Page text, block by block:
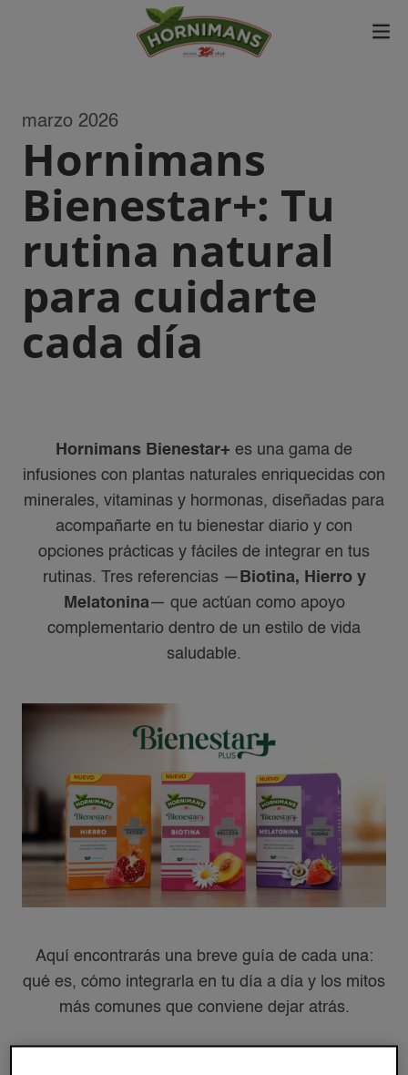
marzo 2026
Hornimans
Bienestar+: Tu
rutina natural
para cuidarte
cada día
Hornimans Bienestar+ es una gama de
infusiones con plantas naturales enriquecidas con
minerales, vitaminas y hormonas, diseñadas para
acompañarte en tu bienestar diario y con
opciones prácticas y fáciles de integrar en tus
rutinas. Tres referencias — Biotina, Hierro y
Melatonina— que actúan como apoyo
complementario dentro de un estilo de vida
saludable.​
Aquí encontrarás una breve guía de cada una:
qué es, cómo integrarla en tu día a día y los mitos
más comunes que conviene dejar atrás.